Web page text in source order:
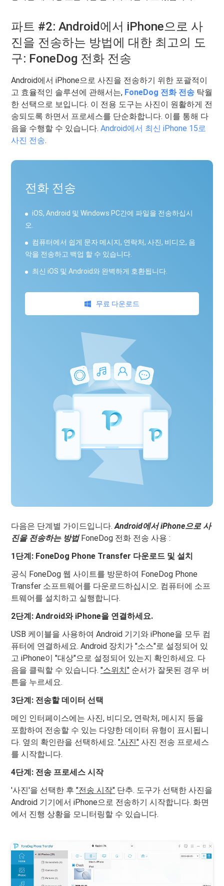
파트 #2: Android에서 iPhone으로 사
진을 전송하는 방법에 대한 최고의 도
구: FoneDog 전화 전송
Android에서 iPhone으로 사진을 전송하기 위한 포괄적이
고 효율적인 솔루션에 관해서는, FoneDog 전화 전송 탁월
한 선택으로 보입니다. 이 전용 도구는 사진이 원활하게 전
송되도록 하면서 프로세스를 단순화합니다. 이를 통해 다
음을 수행할 수 있습니다.Android에서 최신 iPhone 15로
사진 전송.
전화 전송
iOS, Android 및 Windows PC간에 파일을 전송하십시
오.
컴퓨터에서 쉽게 문자 메시지, 연락처, 사진, 비디오, 음
악을 전송하고 백업 할 수 있습니다.
최신 iOS 및 Android와 완벽하게 호환됩니다.
무료 다운로드
다음은 단계별 가이드입니다.Android에서 iPhone으로 사
진을 전송하는 방법FoneDog 전화 전송 사용 :
1단계: FoneDog Phone Transfer 다운로드 및 설치
공식 FoneDog 웹 사이트를 방문하여 FoneDog Phone
Transfer 소프트웨어를 다운로드하십시오. 컴퓨터에 소프
트웨어를 설치하고 실행합니다.
2단계: Android와 iPhone을 연결하세요.
USB 케이블을 사용하여 Android 기기와 iPhone을 모두 컴
퓨터에 연결하세요. Android 장치가 "소스"로 설정되어 있
고 iPhone이 "대상"으로 설정되어 있는지 확인하세요. 다
음을 클릭할 수 있습니다."스위치" 순서가 잘못된 경우 버
튼을 누르세요.
3단계: 전송할 데이터 선택
메인 인터페이스에는 사진, 비디오, 연락처, 메시지 등을
포함하여 전송할 수 있는 다양한 데이터 유형이 표시됩니
다. 옆의 확인란을 선택하세요."사진" 사진 전송 프로세스
를 시작합니다.
4단계: 전송 프로세스 시작
'사진'을 선택한 후"전송 시작" 단추. 도구가 선택한 사진을
Android 기기에서 iPhone으로 전송하기 시작합니다. 화면
에서 진행 상황을 모니터링할 수 있습니다.